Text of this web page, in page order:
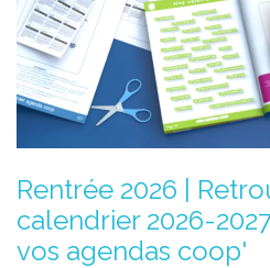
Rentrée 2026 |
calendrier 2026-
vos agendas coop'